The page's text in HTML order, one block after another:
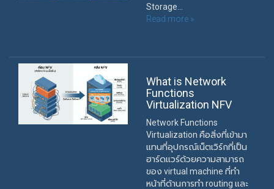
Storage...
Read more »
What is Network
Functions
Virtualization NFV
Network Functions
Virtualization คือสิ่งที่เข้ามา
แทนที่อุปกรณ์เน็ตเวิร์กที่เป็น
ฮาร์ดแวร์ด้วยความสามารถ
ของ virtual machine ที่ทำ
หน้าที่ด้านการทำ routing และ